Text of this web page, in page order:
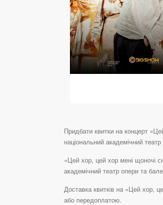
Придбати квитки на концерт
національний академічний
«Цей хор, цей хор мені
академічний театр опери та
Доставка квитків на «Цей
або передоплатою.